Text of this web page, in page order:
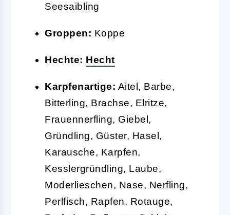
Seesaibling
Groppen: Koppe
Hechte: Hecht
Karpfenartige: Aitel, Barbe,
Bitterling, Brachse, Elritze,
Frauennerfling, Giebel,
Gründling, Güster, Hasel,
Karausche, Karpfen,
Kesslergründling, Laube,
Moderlieschen, Nase, Nerfling,
Perlfisch, Rapfen, Rotauge,